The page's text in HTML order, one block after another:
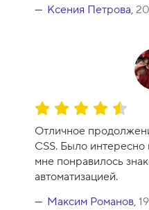
Ксения Петрова,
О
ц
е
н
к
а
к
Отличное
CSS. Было
мне понравилось
автоматизацией.
Максим Романов,